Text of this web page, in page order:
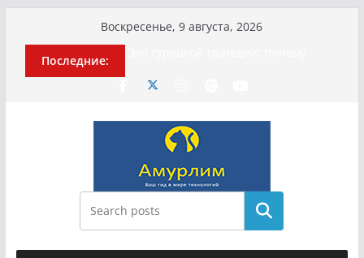
содержимому
Воскресенье, 9 августа, 2026
Последние:
МотоТани?
приговорили к четырём годам
Илью Ремесло задержали по делу о
фейках о российской армии
Новые криминальные хроники
связали Диану Шурыгину и Настю
История о том, как «Пухососы»
улетели к чужому дяде
Поиск